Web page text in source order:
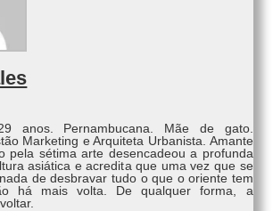
anos. Pernambucana. Mãe de gato.
Marketing e Arquiteta Urbanista. Amante
pela sétima arte desencadeou a profunda
asiática e acredita que uma vez que se
de desbravar tudo o que o oriente tem
há mais volta. De qualquer forma, a